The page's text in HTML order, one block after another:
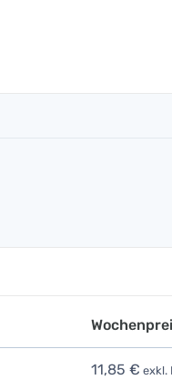
11,85 € exkl.